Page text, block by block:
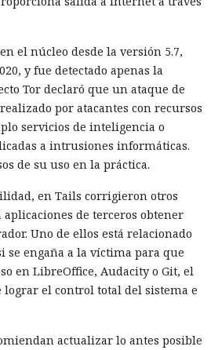
el núcleo desde la versión 5.7,
y fue detectado apenas la
Tor declaró que un ataque de
por atacantes con recursos
servicios de inteligencia o
a intrusiones informáticas.
de su uso en la práctica.
en Tails corrigieron otros
de terceros obtener
Uno de ellos está relacionado
se engaña a la víctima para que
en LibreOffice, Audacity o Git, el
lograr el control total del sistema e
actualizar lo antes posible